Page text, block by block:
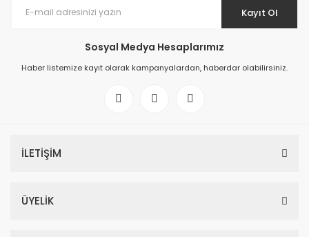
Kayıt Ol
Sosyal Medya Hesaplarımız
Haber listemize kayıt olarak kampanyalardan, haberdar olabilirsiniz.
İLETİŞİM
ÜYELİK